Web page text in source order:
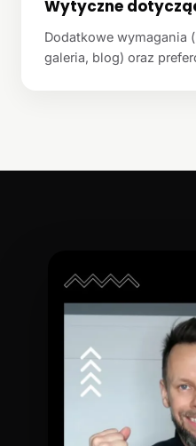
Wytyczne
Dodatkowe wymagania
galeria, blog) oraz